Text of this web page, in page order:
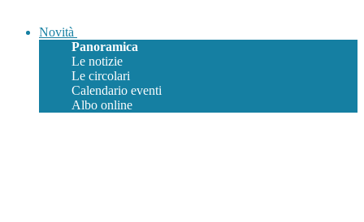
Novità
Panoramica
Le notizie
Le circolari
Calendario eventi
Albo online